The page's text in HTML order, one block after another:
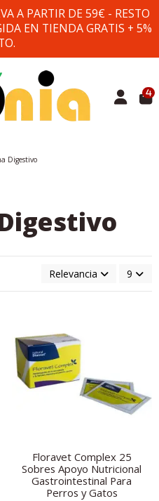
A PARTIR DE 59€ - RESTO
EN TIENDA GRATIS + 5%
4
Digestivo
Relevancia 9
Floravet Complex 25
Sobres Apoyo Nutricional
Gastrointestinal Para
Perros y Gatos